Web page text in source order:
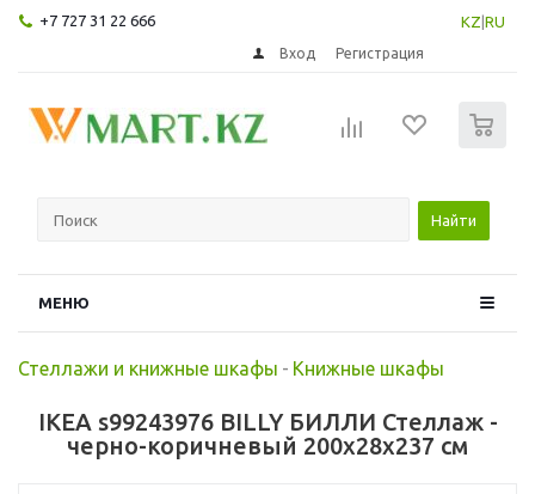
+7 727 31 22 666 KZ RU
Вход Регистрация
Найти
МЕНЮ
Стеллажи и книжные шкафы - Книжные шкафы
IKEA s99243976 BILLY БИЛЛИ Стеллаж -
черно-коричневый 200x28x237 см